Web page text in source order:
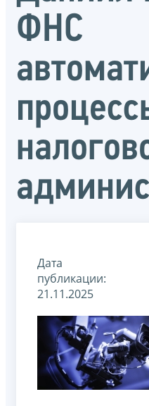
ФНС
Дата
публикации:
21.11.2025